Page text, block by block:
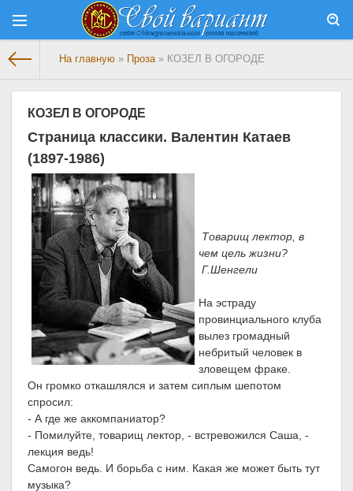
На главную » Проза» КОЗЕЛ В ОГОРОДЕ
КОЗЕЛ В ОГОРОДЕ
Страница классики. Валентин Катаев
(1897-1986)
Товарищ лектор, в
чем цель жизни?
Г.Шенгели
На эстраду
провинциального клуба
вылез громадный
небритый человек в
зловещем фраке.
Он громко откашлялся и затем сиплым шепотом
спросил:
- А где же аккомпаниатор?
- Помилуйте, товарищ лектор, - встревожился Саша, -
лекция ведь!
Самогон ведь. И борьба с ним. Какая же может быть тут
музыка?